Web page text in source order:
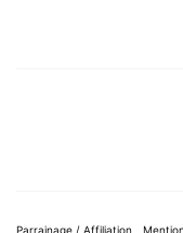
Parrainage / Affiliation